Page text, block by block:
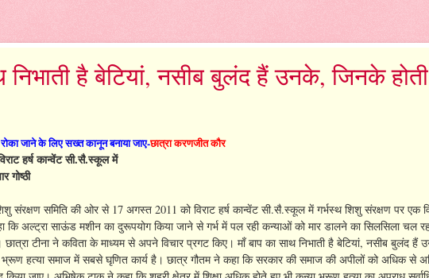
निभाती है बेटियां, नसीब बुलंद हैं उनके, जिनके
जाने के लिए सख्त कानून बनाया जाए-छात्रा करणजीत कौर
हर्ष कान्वेंट सी.सै.स्कूल में
गोष्ठी
संरक्षण समिति की ओर से 17 अगस्त 2011 को विराट हर्ष कान्वेंट सी.सै.स्कूल में गर्भस्थ शिशु संरक्षण पर एक
अल्ट्रा साऊंड मशीन का दुरूपयोग किया जाने से गर्भ में पल रही कन्याओं को मार डालने का सिलसिला चल
टीना ने कविता के माध्यम से अपने विचार प्रगट किए। माँ बाप का साथ निभाती है बेटियां, नसीब बुलंद हैं
हत्या समाज में सबसे घृणित कार्य है। छात्र गौतम ने कहा कि सरकार की समाज की अपीलों को अधिक से